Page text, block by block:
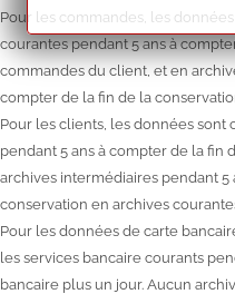
Pour les commandes, les
courantes pendant 5 ans à
commandes du client, et en
compter de la fin de la
Pour les clients, les données sont
pendant 5 ans à compter de la fin
archives intermédiaires pendant 5
conservation en archives
Pour les données de carte
les services bancaire courants
bancaire plus un jour. Aucun